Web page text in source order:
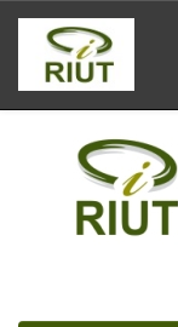
Skip
navigation